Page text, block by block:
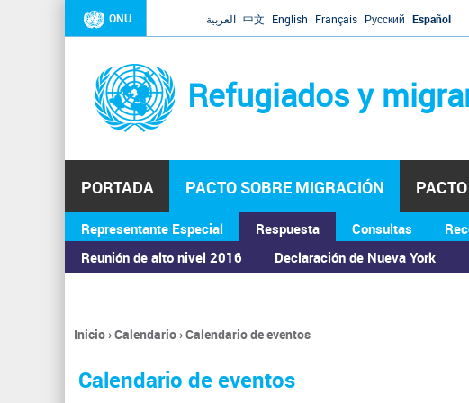
ONU العربية 中文 English Français Русский Español
Refugiados y
PORTADA PACTO SOBRE MIGRACIÓN
Representante Especial
Respuesta
Reunión de alto nivel 2016
Declaración de Nueva York
Consultas
ASAMBLEA GENERAL
Se
encuentra
usted
Inicio›Calendario›Calendario de eventos
Calendario de eventos